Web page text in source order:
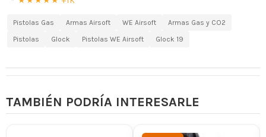
Pistolas Gas Armas Airsoft WE Airsoft
Armas Gas y CO2
Pistolas
Glock Pistolas WE Airsoft Glock 19
TAMBIÉN PODRÍA INTERESARLE